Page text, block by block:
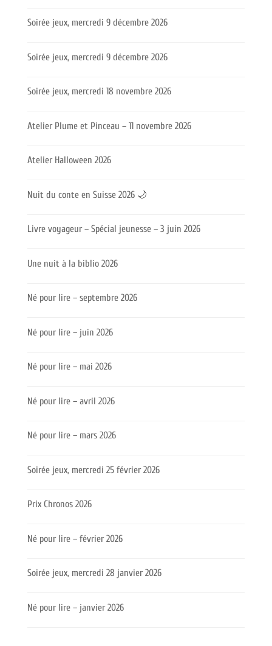
Soirée jeux, mercredi 9 décembre 2026
Soirée jeux, mercredi 9 décembre 2026
Soirée jeux, mercredi 18 novembre 2026
Atelier Plume et Pinceau – 11 novembre 2026
Atelier Halloween 2026
Nuit du conte en Suisse 2026 🌙
Livre voyageur – Spécial jeunesse – 3 juin 2026
Une nuit à la biblio 2026
Né pour lire – septembre 2026
Né pour lire – juin 2026
Né pour lire – mai 2026
Né pour lire – avril 2026
Né pour lire – mars 2026
Soirée jeux, mercredi 25 février 2026
Prix Chronos 2026
Né pour lire – février 2026
Soirée jeux, mercredi 28 janvier 2026
Né pour lire – janvier 2026